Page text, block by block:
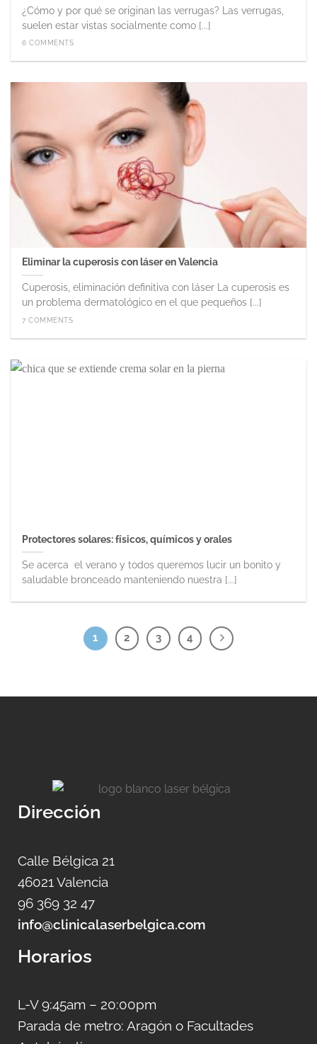
¿Cómo y por qué se originan las verrugas? Las verrugas,
suelen estar vistas socialmente como [...]
6 COMMENTS
Eliminar la cuperosis con láser en Valencia
Cuperosis, eliminación definitiva con láser La cuperosis es
un problema dermatológico en el que pequeños [...]
7 COMMENTS
Protectores solares: físicos, químicos y orales
Se acerca el verano y todos queremos lucir un bonito y
saludable bronceado manteniendo nuestra [...]
1 2 3 4
Dirección
Calle Bélgica 21
46021 Valencia
96 369 32 47
info@clinicalaserbelgica.com
Horarios
L-V 9:45am – 20:00pm
Parada de metro: Aragón o Facultades